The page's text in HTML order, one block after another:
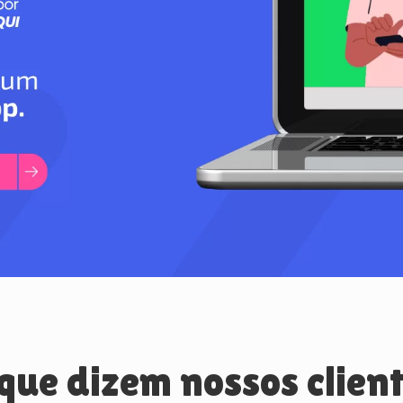
dizem nossos